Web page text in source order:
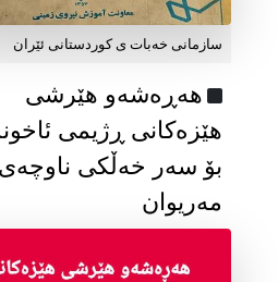
سازمانی خەبات ی كوردستانی ئێران
هەڕەشەو هێرشی
هێزەکانی ڕژیمی
بۆ سەر خەڵکی
مەریوان